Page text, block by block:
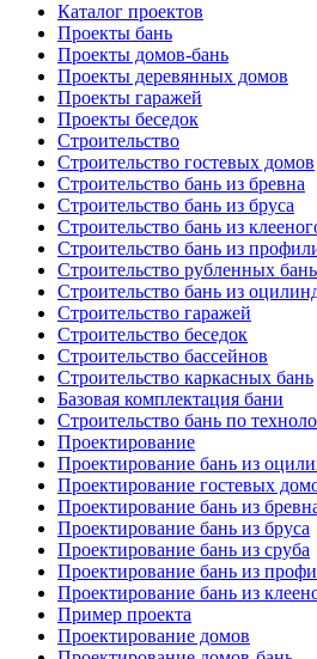
Каталог проектов
Проекты бань
Проекты домов-бань
Проекты деревянных домов
Проекты гаражей
Проекты беседок
Строительство
Строительство гостевых домов
Строительство бань из бревна
Строительство бань из бруса
Строительство бань из
Строительство бань из
Строительство рубленных бань
Строительство бань из
Строительство гаражей
Строительство беседок
Строительство бассейнов
Строительство каркасных бань
Базовая комплектация бани
Строительство бань по
Проектирование
Проектирование бань из
Проектирование гостевых
Проектирование бань из
Проектирование бань из бруса
Проектирование бань из сруба
Проектирование бань из
Проектирование бань из
Пример проекта
Проектирование домов